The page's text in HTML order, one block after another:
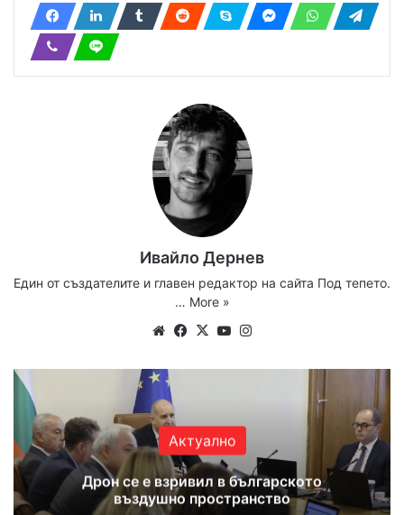
Ивайло Дернев
Един от създателите и главен редактор на сайта Под тепето.
… More »
WebsiteFacebook
X YouTube
Актуално
Дрон се е взривил в българското
въздушно пространство